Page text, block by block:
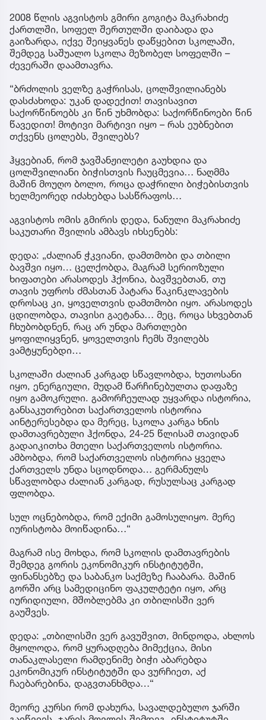
2008 წლის აგვისტოს გმირი გოგიტა მაკრახიძე
ქართლში, სოფელ შერთულში დაიბადა და
გაიზარდა, იქვე შეიყვანეს დაწყებით სკოლაში,
შემდეგ საშუალო სკოლა მეზობელ სოფელში –
ძევერაში დაამთავრა.
“ბრძოლის ველზე გაჭრისას, ცოლშვილიანებს
დასძახოდა: უკან დადექით! თავისავით
საქორწინოებს კი წინ უხმობდა: საქორწინოები წინ
წავედით! მოტივი მარტივი იყო – რას ეუბნებით
თქვენს ცოლებს, შვილებს?
ჰყვებიან, რომ ჯავშანჟილეტი გაუხდია და
ცოლშვილიანი ბიჭისთვის ჩაუცმევია… ნაღმმა
მაშინ მოუღო ბოლო, როცა დაჭრილი ბიჭებისთვის
ხელმეორედ იძახებდა სასწრაფოს…
აგვისტოს ომის გმირის დედა, ნანული მაკრახიძე
საკუთარი შვილის ამბავს იხსენებს:
დედა: „ძალიან ჭკვიანი, დამთმობი და თბილი
ბავშვი იყო… ცელქობდა, მაგრამ სერიოზული
ხიფათები არასოდეს ჰქონია, ბავშვებთან, თუ
თავის უფროს ძმასთან პატარა წაკინკლავების
დროსაც კი, ყოველთვის დამთმობი იყო. არასოდეს
ცდილობდა, თავისი გაეტანა… მეც, როცა სხვებთან
ჩხუბობდნენ, რაც არ უნდა მართლები
ყოფილიყვნენ, ყოველთვის ჩემს შვილებს
ვამტყუნებდი…
სკოლაში ძალიან კარგად სწავლობდა, ხუთოსანი
იყო, ენერგიული, მუდამ წარჩინებულთა დაფაზე
იყო გამოკრული. გამორჩეულად უყვარდა ისტორია,
განსაკუთრებით საქართველოს ისტორია
აინტერესებდა და მერეც, სკოლა კარგა ხნის
დამთავრებული ჰქონდა, 24-25 წლისამ თავიდან
გადაიკითხა მთელი საქართველოს ისტორია.
ამბობდა, რომ საქართველოს ისტორია ყველა
ქართველს უნდა სცოდნოდა… გერმანულს
სწავლობდა ძალიან კარგად, რუსულსაც კარგად
ფლობდა.
სულ ოცნებობდა, რომ ექიმი გამოსულიყო. მერე
იურისტობა მოიწადინა…“
მაგრამ ისე მოხდა, რომ სკოლის დამთავრების
შემდეგ გორის ეკონომიკურ ინსტიტუტში,
ფინანსებზე და საბანკო საქმეზე ჩააბარა. მაშინ
გორში არც სამედიცინო ფაკულტეტი იყო, არც
იურიდიული, მშობლებმა კი თბილისში ვერ
გაუშვეს.
დედა: „თბილისში ვერ გავუშვით, მინდოდა, ახლოს
მყოლოდა, რომ ყურადღება მიმექცია, მისი
თანაკლასელი რამდენიმე ბიჭი აბარებდა
ეკონომიკურ ინსტიტუტში და ვურჩიეთ, აქ
ჩაებარებინა, დაგვთანხმდა…“
მეორე კურსი რომ დახურა, სავალდებულო ჯარში